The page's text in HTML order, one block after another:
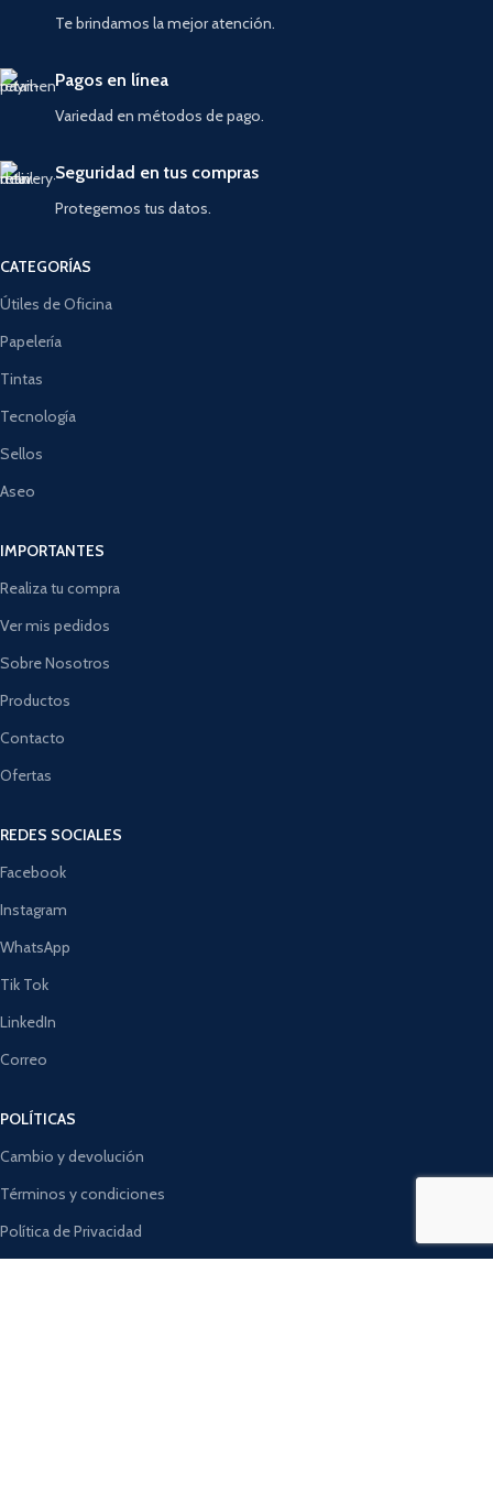
Te brindamos la mejor atención.
Pagos en línea
Variedad en métodos de pago.
Seguridad en tus compras
Protegemos tus datos.
CATEGORÍAS
Útiles de Oficina
Papelería
Tintas
Tecnología
Sellos
Aseo
IMPORTANTES
Realiza tu compra
Ver mis pedidos
Sobre Nosotros
Productos
Contacto
Ofertas
REDES SOCIALES
Facebook
Instagram
WhatsApp
Tik Tok
LinkedIn
Correo
POLÍTICAS
Cambio y devolución
Términos y condiciones
Política de Privacidad